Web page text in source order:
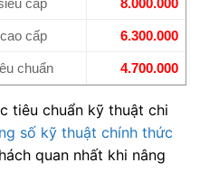
cấp 8.000.000
cấp 6.300.000
chuẩn 4.700.000
tiêu chuẩn kỹ thuật chi
số kỹ thuật chính thức
quan nhất khi nâng